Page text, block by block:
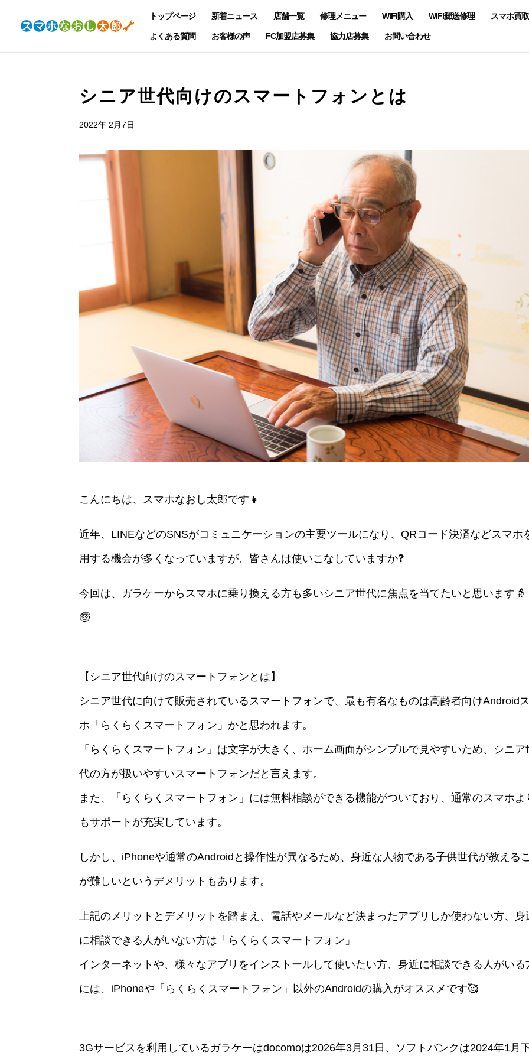
トップページ 新着ニュース 店舗一覧 修理メニュー WIFI購入 WIFI郵送修理 スマホ買取
よくある質問 お客様の声 FC加盟店募集 協力店募集 お問い合わせ
シニア世代向けのスマートフォンとは
2022年 2月7日
こんにちは、スマホなおし太郎です👧
近年、LINEなどのSNSがコミュニケーションの主要ツールになり、QRコード決済などスマホ
用する機会が多くなっていますが、皆さんは使いこなしていますか❓
今回は、ガラケーからスマホに乗り換える方も多いシニア世代に焦点を当てたいと思います
🧓
【シニア世代向けのスマートフォンとは】
シニア世代に向けて販売されているスマートフォンで、最も有名なものは高齢者向けAndroid
ホ「らくらくスマートフォン」かと思われます。
「らくらくスマートフォン」は文字が大きく、ホーム画面がシンプルで見やすいため、シニア
代の方が扱いやすいスマートフォンだと言えます。
また、「らくらくスマートフォン」には無料相談ができる機能がついており、通常のスマホよ
もサポートが充実しています。
しかし、iPhoneや通常のAndroidと操作性が異なるため、身近な人物である子供世代が教える
が難しいというデメリットもあります。
上記のメリットとデメリットを踏まえ、電話やメールなど決まったアプリしか使わない方、身
に相談できる人がいない方は「らくらくスマートフォン」
インターネットや、様々なアプリをインストールして使いたい方、身近に相談できる人がいる
には、iPhoneや「らくらくスマートフォン」以外のAndroidの購入がオススメです🥰
3Gサービスを利用しているガラケーはdocomoは2026年3月31日、ソフトバンクは2024年1月